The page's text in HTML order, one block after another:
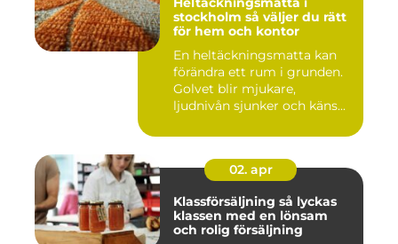
stockholm så väljer du rätt
för hem och kontor
En heltäckningsmatta kan
förändra ett rum i grunden.
Golvet blir mjukare,
ljudnivån sjunker och käns...
02. apr
Klassförsäljning så lyckas
klassen med en lönsam
och rolig försäljning